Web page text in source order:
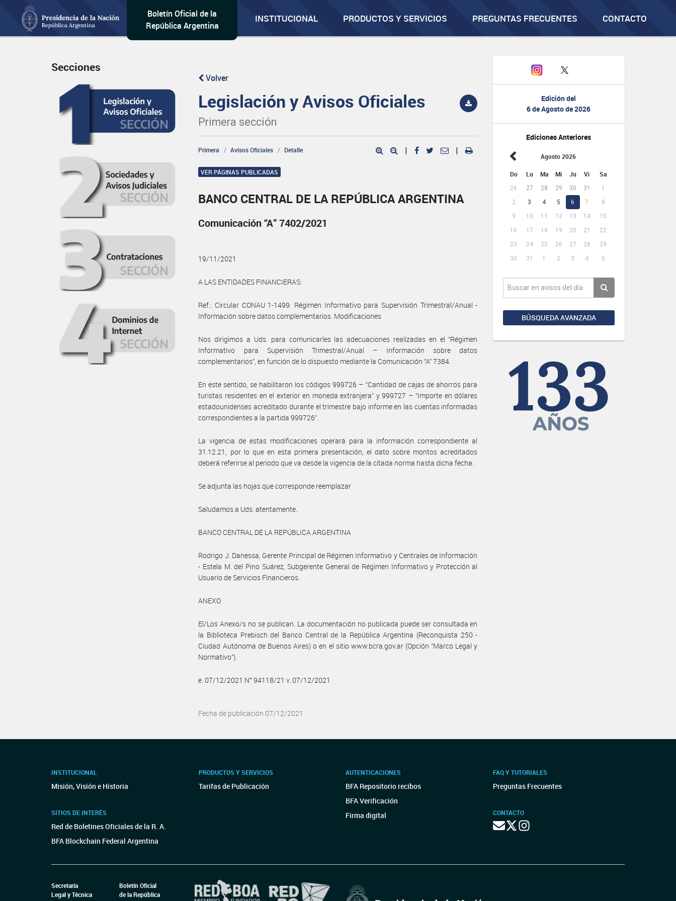
Boletín Oficial de la
República Argentina
INSTITUCIONAL PRODUCTOS Y SERVICIOS PREGUNTAS FRECUENTES CONTACTO
Edición del
6 de Agosto de 2026
Ediciones Anteriores
Agosto 2026
Do Lu Ma Mi Ju Vi Sa
26 27 28 29 30 31
1
2
3 4 5 6 7
8
9
10 11 12 13 14
15
16
17 18 19 20 21
22
23
24 25 26 27 28
29
30
31 1 2 3 4 5
BÚSQUEDA AVANZADA
Secciones
Volver
Legislación y Avisos Oficiales
Primera sección
Primera Avisos Oficiales Detalle | |
VER PÁGINAS PUBLICADAS
BANCO CENTRAL DE LA REPÚBLICA ARGENTINA
Comunicación “A” 7402/2021
19/11/2021
A LAS ENTIDADES FINANCIERAS:
Ref.: Circular CONAU 1-1499: Régimen Informativo para Supervisión Trimestral/Anual -
Información sobre datos complementarios. Modificaciones
Nos dirigimos a Uds. para comunicarles las adecuaciones realizadas en el “Régimen
Informativo para Supervisión Trimestral/Anual – Información sobre datos
complementarios”, en función de lo dispuesto mediante la Comunicación “A” 7384.
En este sentido, se habilitaron los códigos 999726 – “Cantidad de cajas de ahorros para
turistas residentes en el exterior en moneda extranjera” y 999727 – “Importe en dólares
estadounidenses acreditado durante el trimestre bajo informe en las cuentas informadas
correspondientes a la partida 999726”.
La vigencia de estas modificaciones operará para la información correspondiente al
31.12.21, por lo que en esta primera presentación, el dato sobre montos acreditados
deberá referirse al periodo que va desde la vigencia de la citada norma hasta dicha fecha.
Se adjunta las hojas que corresponde reemplazar
Saludamos a Uds. atentamente.
BANCO CENTRAL DE LA REPÚBLICA ARGENTINA
Rodrigo J. Danessa, Gerente Principal de Régimen Informativo y Centrales de Información
- Estela M. del Pino Suárez, Subgerente General de Régimen Informativo y Protección al
Usuario de Servicios Financieros.
ANEXO
El/Los Anexo/s no se publican. La documentación no publicada puede ser consultada en
la Biblioteca Prebisch del Banco Central de la República Argentina (Reconquista 250 -
Ciudad Autónoma de Buenos Aires) o en el sitio www.bcra.gov.ar (Opción “Marco Legal y
Normativo”).
e. 07/12/2021 N° 94118/21 v. 07/12/2021
Fecha de publicación 07/12/2021
INSTITUCIONAL
Misión, Visión e Historia
SITIOS DE INTERÉS
Red de Boletines Oficiales de la R. A.
BFA Blockchain Federal Argentina
PRODUCTOS Y SERVICIOS
Tarifas de Publicación
AUTENTICACIONES
BFA Repositorio recibos
BFA Verificación
Firma digital
FAQ Y TUTORIALES
Preguntas Frecuentes
CONTACTO
Secretaría
Legal y Técnica
Boletín Oficial
de la República